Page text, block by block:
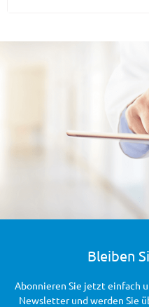
Bleiben
Abonnieren Sie jetzt einfach
Newsletter und werden Sie